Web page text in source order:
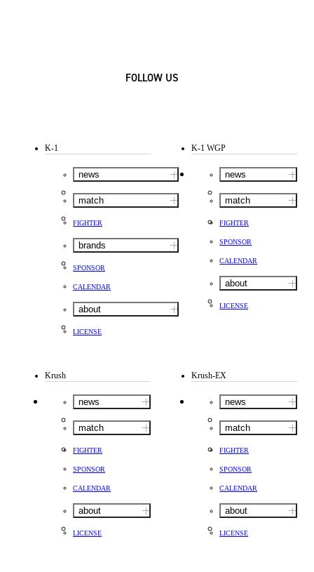
FOLLOW US
K-1
news
match
FIGHTER
brands
SPONSOR
CALENDAR
about
LICENSE
K-1 WGP
news
match
FIGHTER
SPONSOR
CALENDAR
about
LICENSE
Krush
news
match
FIGHTER
SPONSOR
CALENDAR
about
LICENSE
Krush-EX
news
match
FIGHTER
SPONSOR
CALENDAR
about
LICENSE